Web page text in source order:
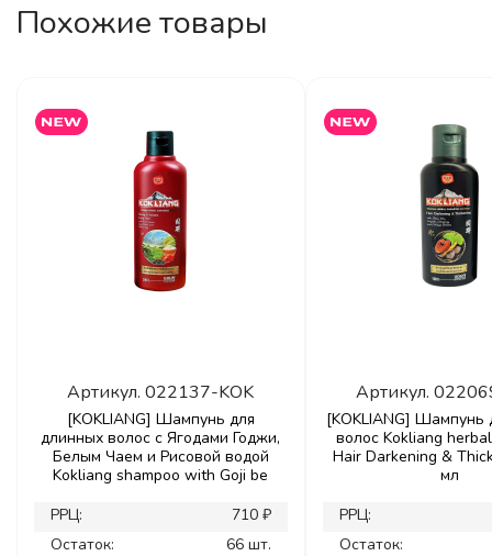
Похожие товары
Артикул.022137-KOK
[KOKLIANG] Шампунь для
длинных волос с Ягодами Годжи,
Белым Чаем и Рисовой водой
Kokliang shampoo with Goji be
РРЦ:
710 ₽
Остаток:
66 шт.
Артикул.
[KOKLIANG] Шампунь
волос Kokliang
Hair Darkening &
мл
РРЦ:
Остаток: